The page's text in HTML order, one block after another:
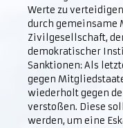
Werte zu
durch gemeinsame
Zivilgesellschaft,
demokratischer
Sanktionen: Als
gegen
wiederholt gegen
verstoßen. Diese
werden, um eine